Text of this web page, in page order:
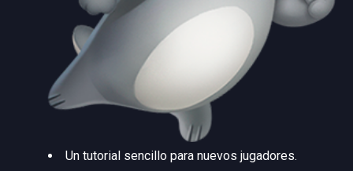
Un tutorial sencillo para nuevos jugadores.